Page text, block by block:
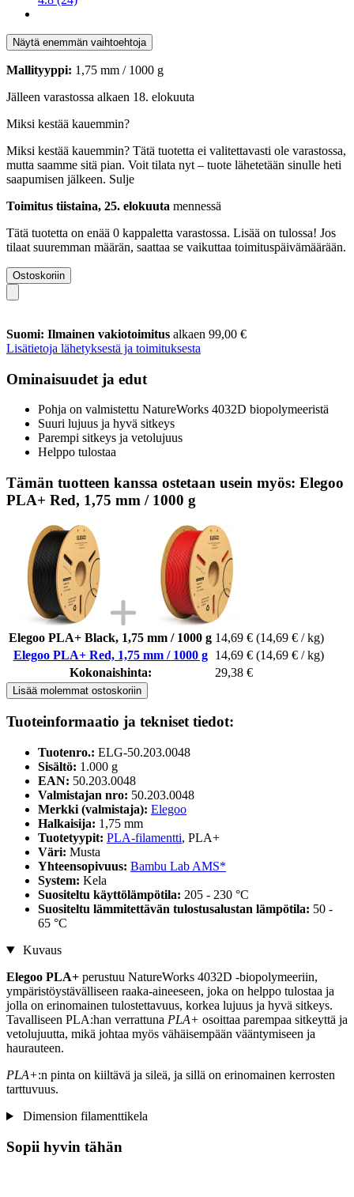
Näytä enemmän vaihtoehtoja
Mallityyppi: 1,75 mm / 1000 g
Jälleen varastossa alkaen 18. elokuuta
Miksi kestää kauemmin?
Miksi kestää kauemmin? Tätä tuotetta ei valitettavasti ole varastossa,
mutta saamme sitä pian. Voit tilata nyt – tuote lähetetään sinulle heti
saapumisen jälkeen. Sulje
Toimitus tiistaina, 25. elokuuta mennessä
Tätä tuotetta on enää 0 kappaletta varastossa. Lisää on tulossa! Jos
tilaat suuremman määrän, saattaa se vaikuttaa toimituspäivämäärään.
Ostoskoriin
Suomi: Ilmainen vakiotoimitus alkaen 99,00 €
Lisätietoja lähetyksestä ja toimituksesta
Ominaisuudet ja edut
Pohja on valmistettu NatureWorks 4032D biopolymeeristä
Suuri lujuus ja hyvä sitkeys
Parempi sitkeys ja vetolujuus
Helppo tulostaa
Tämän tuotteen kanssa ostetaan usein myös: Elegoo
PLA+ Red, 1,75 mm / 1000 g
Elegoo PLA+ Black, 1,75 mm / 1000 g 14,69 € (14,69 € / kg)
Elegoo PLA+ Red, 1,75 mm / 1000 g
14,69 € (14,69 € / kg)
Kokonaishinta:
29,38 €
Lisää molemmat ostoskoriin
Tuoteinformaatio ja tekniset tiedot:
Tuotenro.: ELG-50.203.0048
Sisältö: 1.000 g
EAN: 50.203.0048
Valmistajan nro: 50.203.0048
Merkki (valmistaja): Elegoo
Halkaisija: 1,75 mm
Tuotetyypit: PLA-filamentti, PLA+
Väri: Musta
Yhteensopivuus: Bambu Lab AMS*
System: Kela
Suositeltu käyttölämpötila: 205 - 230 °C
Suositeltu lämmitettävän tulostusalustan lämpötila: 50 -
65 °C
Kuvaus
Elegoo PLA+ perustuu NatureWorks 4032D -biopolymeeriin,
ympäristöystävälliseen raaka-aineeseen, joka on helppo tulostaa ja
jolla on erinomainen tulostettavuus, korkea lujuus ja hyvä sitkeys.
Tavalliseen PLA:han verrattuna PLA+ osoittaa parempaa sitkeyttä ja
vetolujuutta, mikä johtaa myös vähäisempään vääntymiseen ja
haurauteen.
PLA+:n pinta on kiiltävä ja sileä, ja sillä on erinomainen kerrosten
tarttuvuus.
Dimension filamenttikela
Sopii hyvin tähän